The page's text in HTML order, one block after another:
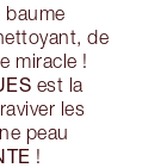
baume
de
miracle !
est la
les
peau
!